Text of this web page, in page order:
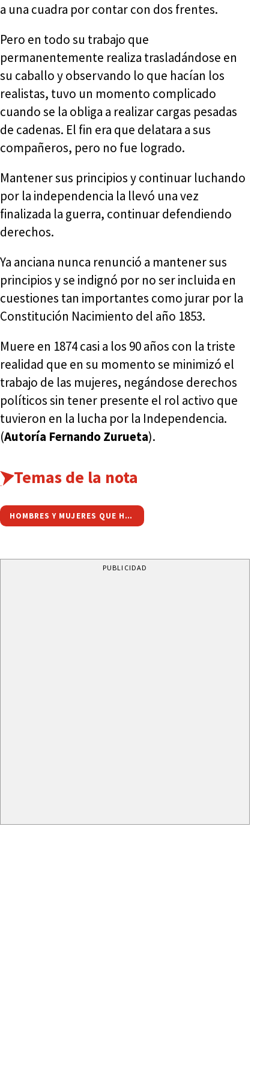
a una cuadra por contar con dos frentes.
Pero en todo su trabajo que
permanentemente realiza trasladándose en
su caballo y observando lo que hacían los
realistas, tuvo un momento complicado
cuando se la obliga a realizar cargas pesadas
de cadenas. El fin era que delatara a sus
compañeros, pero no fue logrado.
Mantener sus principios y continuar luchando
por la independencia la llevó una vez
finalizada la guerra, continuar defendiendo
derechos.
Ya anciana nunca renunció a mantener sus
principios y se indignó por no ser incluida en
cuestiones tan importantes como jurar por la
Constitución Nacimiento del año 1853.
Muere en 1874 casi a los 90 años con la triste
realidad que en su momento se minimizó el
trabajo de las mujeres, negándose derechos
políticos sin tener presente el rol activo que
tuvieron en la lucha por la Independencia.
(Autoría Fernando Zurueta).
Temas de la nota
HOMBRES Y MUJERES QUE HICIERON HISTORIA
PUBLICIDAD